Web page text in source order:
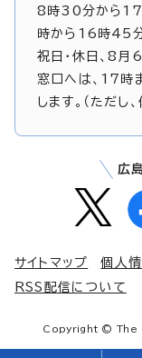
8時30分から17
時から16時45分
祝日・休日、8
窓口へは、17時
します。（ただ
広
サイトマップ 個人
RSS配信について
Copyright © The